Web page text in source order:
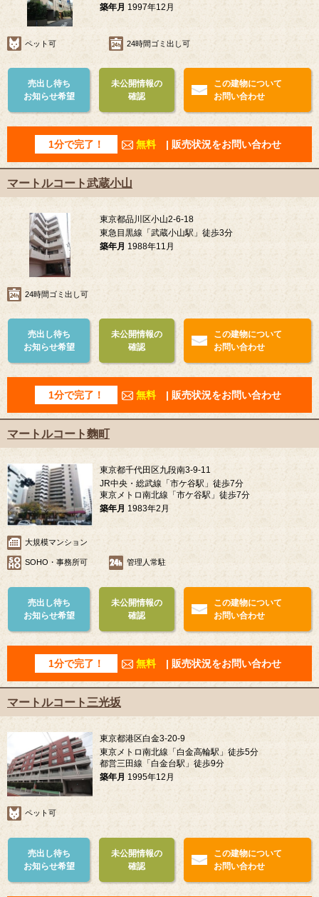
築年月 1997年12月
ペット可 24時間ゴミ出し可
売出し待ち
お知らせ希望
未公開情報の
確認
この建物について
お問い合わせ
1分で完了！ 無料 | 販売状況をお問い合わせ
マートルコート武蔵小山
東京都品川区小山2-6-18
東急目黒線「武蔵小山駅」徒歩3分
築年月 1988年11月
24時間ゴミ出し可
売出し待ち
お知らせ希望
未公開情報の
確認
この建物について
お問い合わせ
1分で完了！ 無料 | 販売状況をお問い合わせ
マートルコート麴町
東京都千代田区九段南3-9-11
JR中央・総武線「市ケ谷駅」徒歩7分
東京メトロ南北線「市ケ谷駅」徒歩7分
築年月 1983年2月
大規模マンション
SOHO・事務所可 管理人常駐
売出し待ち
お知らせ希望
未公開情報の
確認
この建物について
お問い合わせ
1分で完了！ 無料 | 販売状況をお問い合わせ
マートルコート三光坂
東京都港区白金3-20-9
東京メトロ南北線「白金高輪駅」徒歩5分
都営三田線「白金台駅」徒歩9分
築年月 1995年12月
ペット可
売出し待ち
お知らせ希望
未公開情報の
確認
この建物について
お問い合わせ